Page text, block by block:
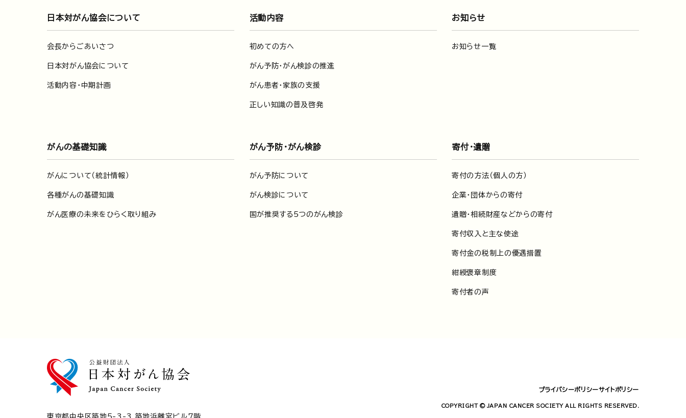
日本対がん協会について
会長からごあいさつ
日本対がん協会について
活動内容・中期計画
活動内容
初めての方へ
がん予防・がん検診の推進
がん患者・家族の支援
正しい知識の普及啓発
お知らせ
お知らせ一覧
がんの基礎知識
がんについて（統計情報）
各種がんの基礎知識
がん医療の未来をひらく取り組み
がん予防・がん検診
がん予防について
がん検診について
国が推奨する5つのがん検診
寄付・遺贈
寄付の方法（個人の方）
企業・団体からの寄付
遺贈・相続財産などからの寄付
寄付収入と主な使途
寄付金の税制上の優遇措置
紺綬褒章制度
寄付者の声
東京都中央区築地5-3-3 築地浜離宮ビル7階
プライバシーポリシーサイトポリシー
COPYRIGHT © JAPAN CANCER SOCIETY ALL RIGHTS RESERVED.